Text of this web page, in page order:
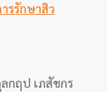
รรักษาสิว
กฤป เภสัชกร